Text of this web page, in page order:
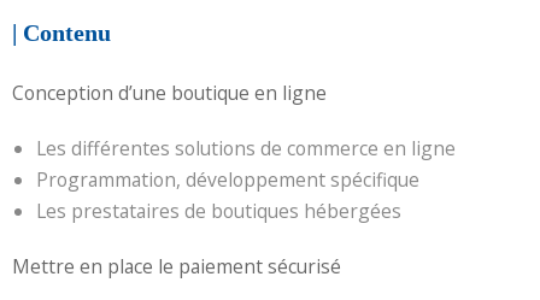
| Contenu
Conception d’une boutique en ligne
Les différentes solutions de commerce en ligne
Programmation, développement spécifique
Les prestataires de boutiques hébergées
Mettre en place le paiement sécurisé